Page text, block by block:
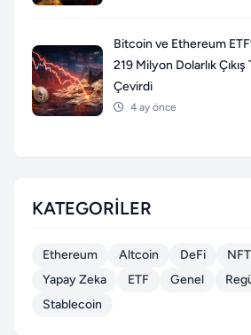
Bitcoin ve Ethereum
219 Milyon Dolarlık
Çevirdi
4 ay önce
KATEGORILER
Ethereum Altcoin DeFi NFT
Yapay Zeka
ETF Genel
Stablecoin